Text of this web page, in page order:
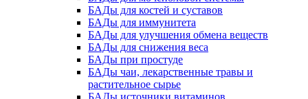
БАДы для костей и суставов
БАДы для иммунитета
БАДы для улучшения обмена веществ
БАДы для снижения веса
БАДы при простуде
БАДы чаи, лекарственные травы и
растительное сырье
БАДы источники витаминов